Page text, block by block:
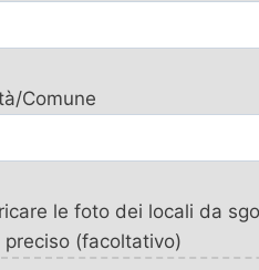
Comune
le foto dei locali da
preciso (facoltativo)